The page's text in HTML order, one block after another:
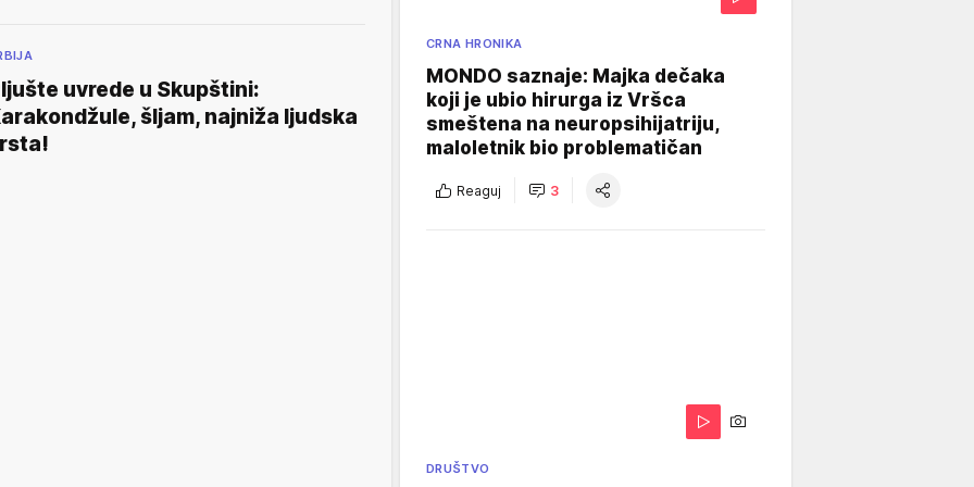
uvrede u Skupštini:
šljam, najniža ljudska
CRNA HRONIKA
MONDO saznaje: Majka dečaka
koji je ubio hirurga iz Vršca
smeštena na neuropsihijatriju,
maloletnik bio problematičan
Reaguj 3
DRUŠTVO